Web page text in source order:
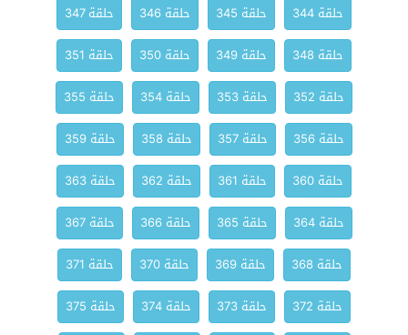
حلقة 344
حلقة 345 حلقة 346
حلقة 347
حلقة 348
حلقة 349 حلقة 350
حلقة 351
حلقة 352
حلقة 353 حلقة 354
حلقة 355
حلقة 356
حلقة 357 حلقة 358
حلقة 359
حلقة 360
حلقة 361 حلقة 362
حلقة 363
حلقة 364
حلقة 365 حلقة 366
حلقة 367
حلقة 368
حلقة 369 حلقة 370
حلقة 371
حلقة 372
حلقة 373 حلقة 374
حلقة 375